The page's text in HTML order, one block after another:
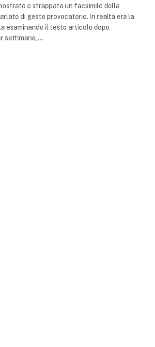
e strappato un facsimile della
di gesto provocatorio. In realtà era la
esaminando il testo articolo dopo
settimane,…